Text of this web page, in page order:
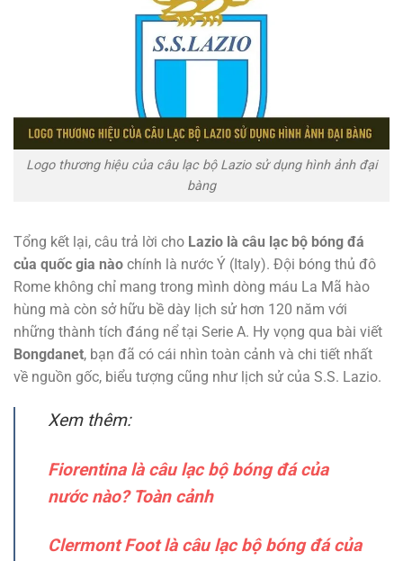
Logo thương hiệu của câu lạc bộ Lazio sử dụng hình ảnh đại
bàng
Tổng kết lại, câu trả lời cho Lazio là câu lạc bộ bóng đá
của quốc gia nào chính là nước Ý (Italy). Đội bóng thủ đô
Rome không chỉ mang trong mình dòng máu La Mã hào
hùng mà còn sở hữu bề dày lịch sử hơn 120 năm với
những thành tích đáng nể tại Serie A. Hy vọng qua bài viết
Bongdanet, bạn đã có cái nhìn toàn cảnh và chi tiết nhất
về nguồn gốc, biểu tượng cũng như lịch sử của S.S. Lazio.
Xem thêm:
Fiorentina là câu lạc bộ bóng đá của
nước nào? Toàn cảnh
Clermont Foot là câu lạc bộ bóng đá của